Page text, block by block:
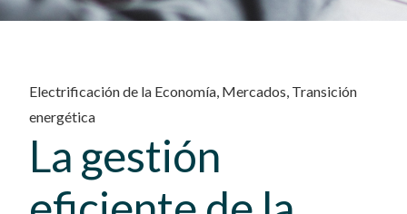
Electrificación de la Economía, Mercados, Transición
energética
La gestión